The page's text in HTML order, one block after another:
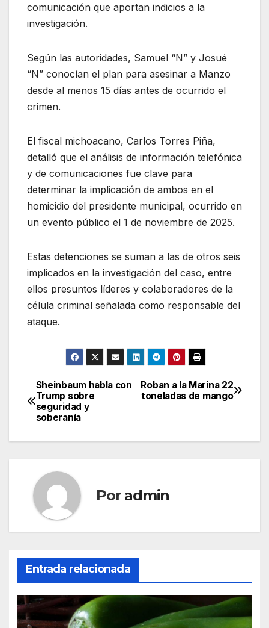
comunicación que aportan indicios a la
investigación.
Según las autoridades, Samuel “N” y Josué
“N” conocían el plan para asesinar a Manzo
desde al menos 15 días antes de ocurrido el
crimen.
El fiscal michoacano, Carlos Torres Piña,
detalló que el análisis de información telefónica
y de comunicaciones fue clave para
determinar la implicación de ambos en el
homicidio del presidente municipal, ocurrido en
un evento público el 1 de noviembre de 2025.
Estas detenciones se suman a las de otros seis
implicados en la investigación del caso, entre
ellos presuntos líderes y colaboradores de la
célula criminal señalada como responsable del
ataque.
Navegación
de
entradas
Roban a la Marina 22
toneladas de mango
Sheinbaum habla con
Trump sobre
seguridad y
soberanía
Por admin
Entrada relacionada